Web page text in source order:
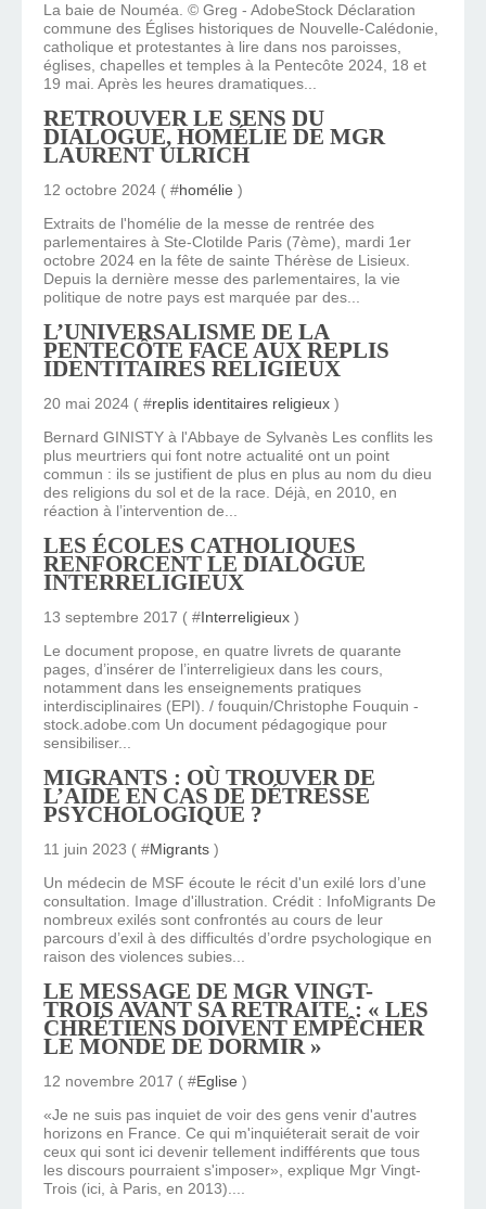
La baie de Nouméa. © Greg - AdobeStock Déclaration
commune des Églises historiques de Nouvelle-Calédonie,
catholique et protestantes à lire dans nos paroisses,
églises, chapelles et temples à la Pentecôte 2024, 18 et
19 mai. Après les heures dramatiques...
RETROUVER LE SENS DU
DIALOGUE, HOMÉLIE DE MGR
LAURENT ULRICH
12 octobre 2024 ( #homélie )
Extraits de l'homélie de la messe de rentrée des
parlementaires à Ste-Clotilde Paris (7ème), mardi 1er
octobre 2024 en la fête de sainte Thérèse de Lisieux.
Depuis la dernière messe des parlementaires, la vie
politique de notre pays est marquée par des...
L’UNIVERSALISME DE LA
PENTECÔTE FACE AUX REPLIS
IDENTITAIRES RELIGIEUX
20 mai 2024 ( #replis identitaires religieux )
Bernard GINISTY à l'Abbaye de Sylvanès Les conflits les
plus meurtriers qui font notre actualité ont un point
commun : ils se justifient de plus en plus au nom du dieu
des religions du sol et de la race. Déjà, en 2010, en
réaction à l’intervention de...
LES ÉCOLES CATHOLIQUES
RENFORCENT LE DIALOGUE
INTERRELIGIEUX
13 septembre 2017 ( #Interreligieux )
Le document propose, en quatre livrets de quarante
pages, d’insérer de l’interreligieux dans les cours,
notamment dans les enseignements pratiques
interdisciplinaires (EPI). / fouquin/Christophe Fouquin -
stock.adobe.com Un document pédagogique pour
sensibiliser...
MIGRANTS : OÙ TROUVER DE
L’AIDE EN CAS DE DÉTRESSE
PSYCHOLOGIQUE ?
11 juin 2023 ( #Migrants )
Un médecin de MSF écoute le récit d'un exilé lors d’une
consultation. Image d'illustration. Crédit : InfoMigrants De
nombreux exilés sont confrontés au cours de leur
parcours d’exil à des difficultés d’ordre psychologique en
raison des violences subies...
LE MESSAGE DE MGR VINGT-
TROIS AVANT SA RETRAITE : « LES
CHRÉTIENS DOIVENT EMPÊCHER
LE MONDE DE DORMIR »
12 novembre 2017 ( #Eglise )
«Je ne suis pas inquiet de voir des gens venir d'autres
horizons en France. Ce qui m'inquiéterait serait de voir
ceux qui sont ici devenir tellement indifférents que tous
les discours pourraient s'imposer», explique Mgr Vingt-
Trois (ici, à Paris, en 2013)....